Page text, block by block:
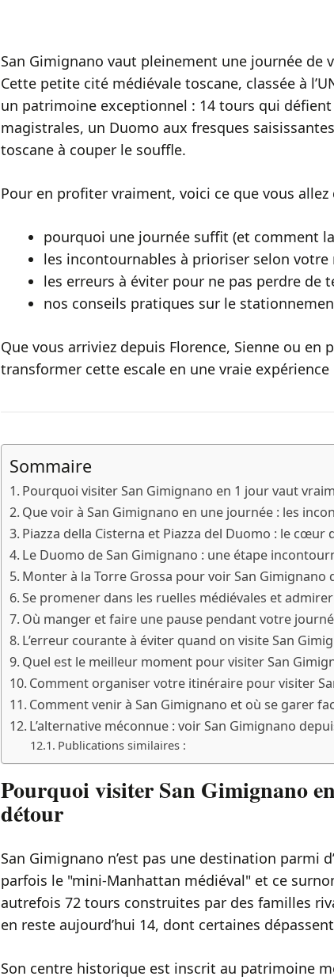
San Gimignano vaut pleinement une journée de
Cette petite cité médiévale toscane, classée à
un patrimoine exceptionnel : 14 tours qui
magistrales, un Duomo aux fresques
toscane à couper le souffle.
Pour en profiter vraiment, voici ce que vous
pourquoi une journée suffit (et comment
les incontournables à prioriser selon votre
les erreurs à éviter pour ne pas perdre de
nos conseils pratiques sur le
Que vous arriviez depuis Florence, Sienne ou
transformer cette escale en une vraie
Sommaire
Pourquoi visiter San Gimignano en 1 jour vaut
Que voir à San Gimignano en une journée : les
Piazza della Cisterna et Piazza del Duomo : le cœur
Le Duomo de San Gimignano : une étape
Monter à la Torre Grossa pour voir San Gimignano
Se promener dans les ruelles médiévales et
Où manger et faire une pause pendant votre
L’erreur courante à éviter quand on visite San
Quel est le meilleur moment pour visiter San
Comment organiser votre itinéraire pour visiter
Comment venir à San Gimignano et où se garer
L’alternative méconnue : voir San Gimignano
Publications similaires :
Pourquoi visiter San Gimignano
détour
San Gimignano n’est pas une destination parmi
parfois le "mini-Manhattan médiéval" et ce
autrefois 72 tours construites par des familles
en reste aujourd’hui 14, dont certaines
Son centre historique est inscrit au patrimoine